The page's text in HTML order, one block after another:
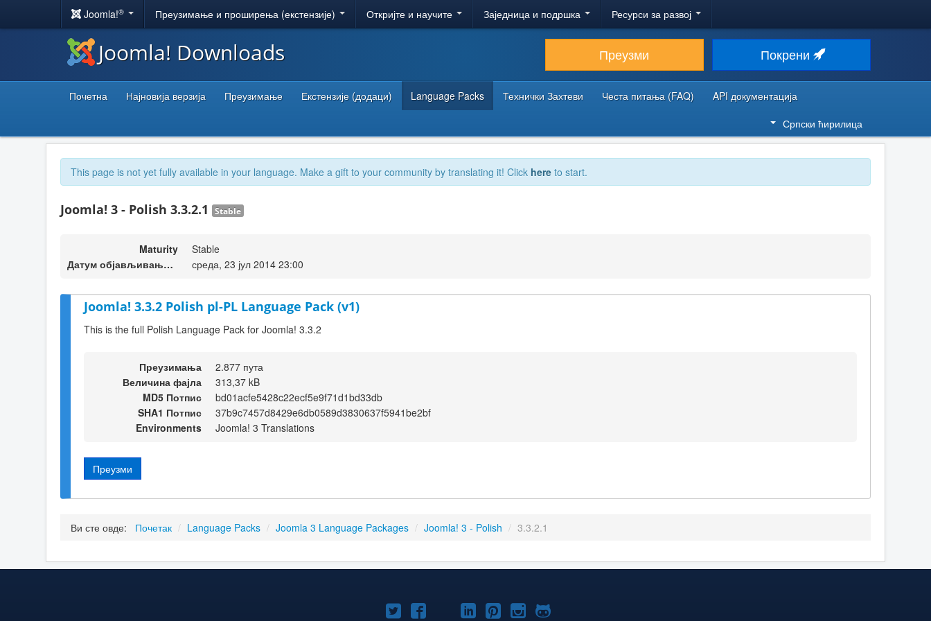
Joomla!® Преузимање и проширења (екстензије) Откријте и научите Заједница и подршка Ресурси за развој
Joomla! Downloads Преузми Покрени
Почетна Најновија верзија Преузимање Екстензије (додаци) Language Packs Технички Захтеви Честа питања (FAQ)
API документација
Српски ћирилица
This page is not yet fully available in your language. Make a gift to your community by translating it! Click here to start.
Joomla! 3 - Polish 3.3.2.1 Stable
Maturity
Stable
Датум објављивања верзије
среда, 23 јул 2014 23:00
Joomla! 3.3.2 Polish pl-PL Language Pack (v1)
This is the full Polish Language Pack for Joomla! 3.3.2
Преузимања
2.877 пута
Величина фајла
313,37 kB
MD5 Потпис
bd01acfe5428c22ecf5e9f71d1bd33db
SHA1 Потпис
37b9c7457d8429e6db0589d3830637f5941be2bf
Environments
Joomla! 3 Translations
Преузми
Ви сте овде: Почетак / Language Packs / Joomla 3 Language Packages / Joomla! 3 - Polish / 3.3.2.1
Joomla!Joomla!Joomla!
Joomla!Joomla!
Joomla!Joomla!